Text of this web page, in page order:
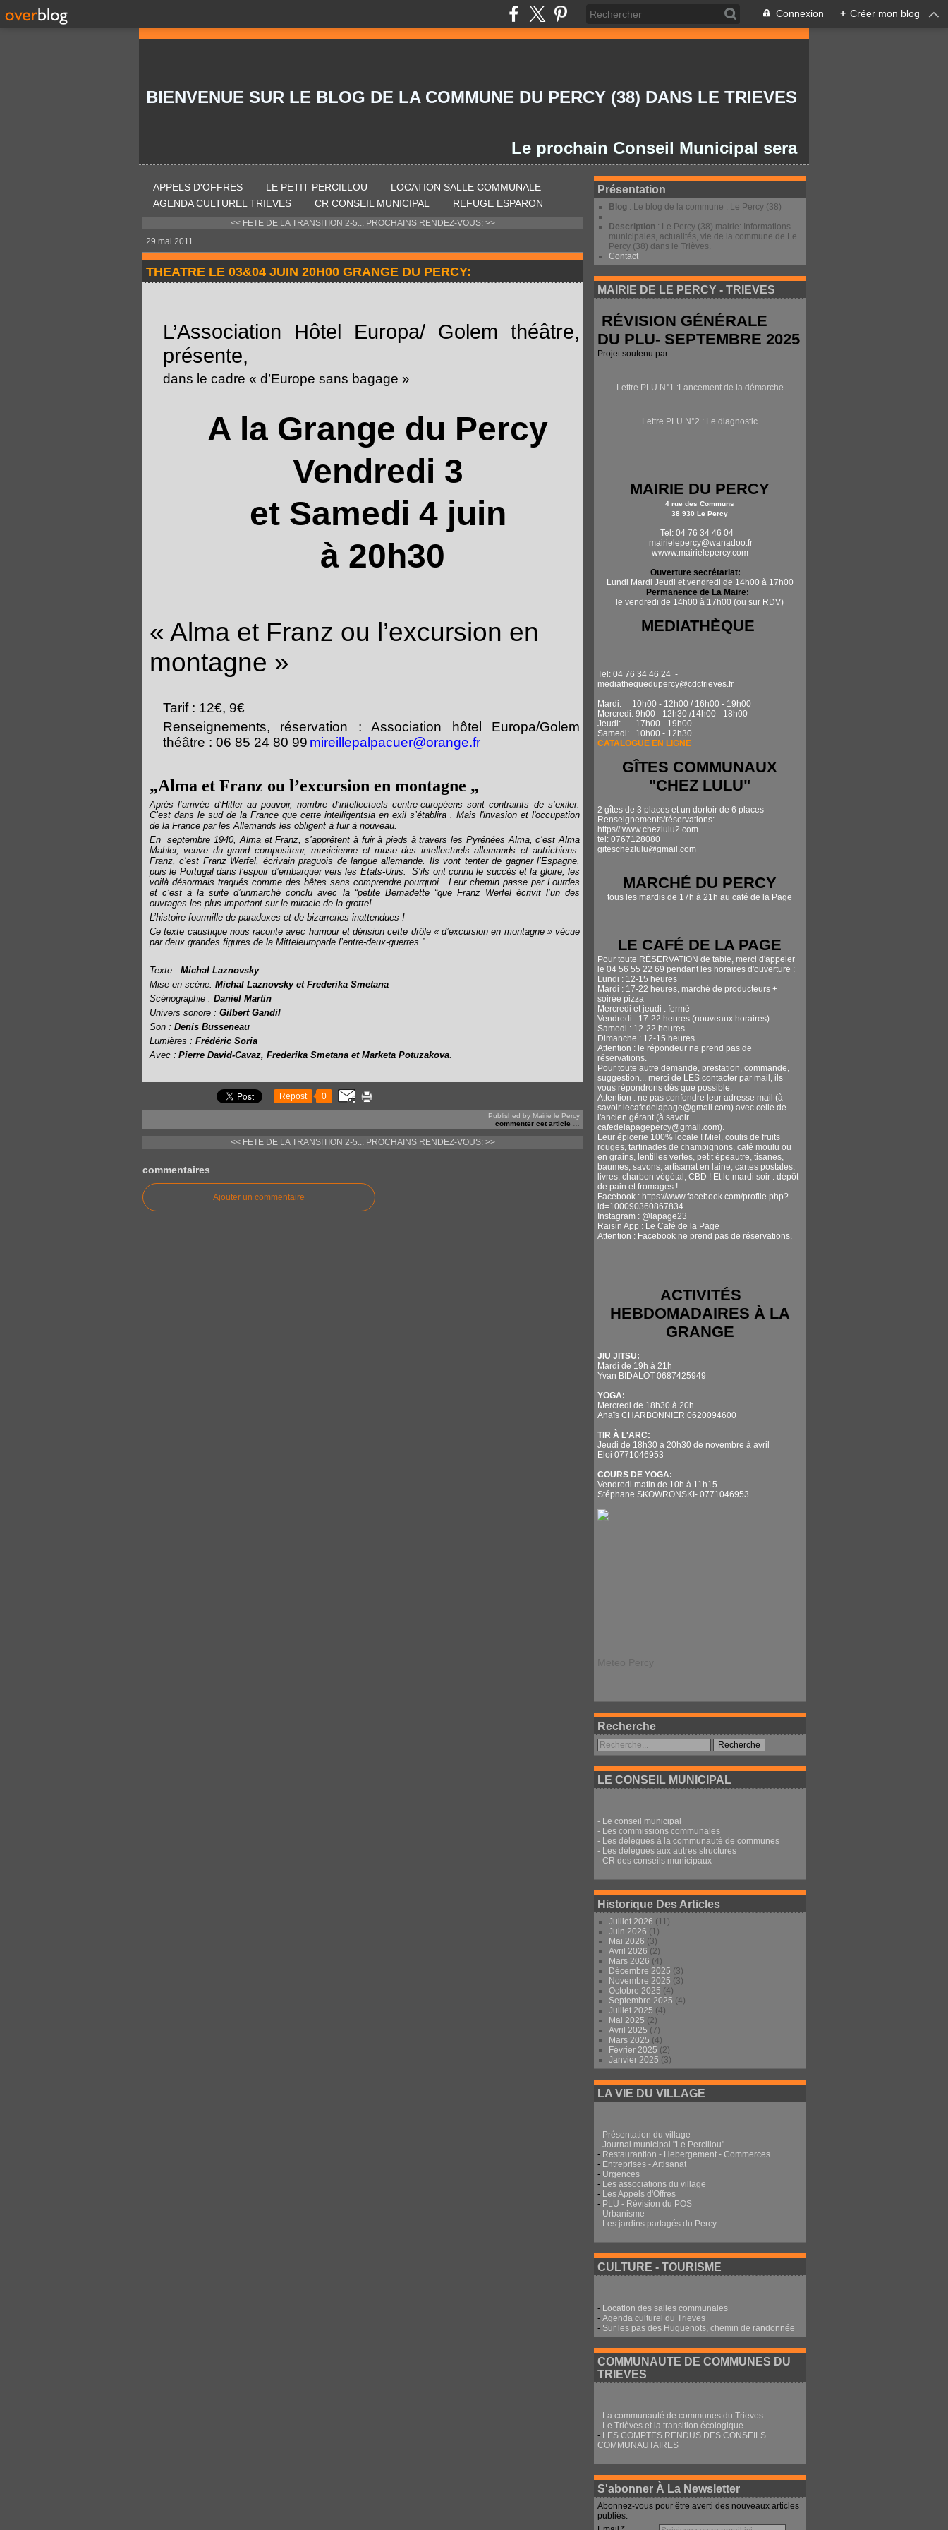
Connexion + Créer mon blog
BIENVENUE SUR LE BLOG DE LA COMMUNE DU PERCY (38) DANS LE TRIEVES
Le prochain Conseil Municipal sera le lundi 27/07/2026 à
APPELS D'OFFRES LE PETIT PERCILLOU
LOCATION SALLE COMMUNALE
AGENDA CULTUREL TRIEVES
CR CONSEIL MUNICIPAL REFUGE ESPARON
<< FETE DE LA TRANSITION 2-5... PROCHAINS RENDEZ-VOUS: >>
29 mai 2011
THEATRE LE 03&04 JUIN 20H00 GRANGE DU PERCY:
L’Association Hôtel Europa/ Golem théâtre,
présente,
dans le cadre « d’Europe sans bagage »
A la Grange du Percy
Vendredi 3
et Samedi 4 juin
à 20h30
« Alma et Franz ou l’excursion en
montagne »
Tarif : 12€, 9€
Renseignements, réservation : Association hôtel Europa/Golem
théâtre : 06 85 24 80 99 mireillepalpacuer@orange.fr
„Alma et Franz ou l’excursion en montagne „
Après l’arrivée d’Hitler au pouvoir, nombre d’intellectuels centre-européens sont contraints de s’exiler.
C’est dans le sud de la France que cette intelligentsia en exil s’établira . Mais l'invasion et l'occupation
de la France par les Allemands les obligent à fuir à nouveau.
En septembre 1940, Alma et Franz, s’apprêtent à fuir à pieds à travers les PyrénéesAlma, c’est Alma
Mahler, veuve du grand compositeur, musicienne et muse des intellectuels allemands et autrichiens.
Franz, c’est Franz Werfel, écrivain praguois de langue allemande. Ils vont tenter de gagner l’Espagne,
puis le Portugal dans l’espoir d’embarquer vers les Etats-Unis.S‘ils ont connu le succès et la gloire, les
voilà désormais traqués comme des bêtes sans comprendre pourquoi. Leur chemin passe par Lourdes
et c’est à la suite d’unmarché conclu avec la “petite Bernadette “que Franz Werfel écrivit l’un des
ouvrages les plus important sur le miracle de la grotte!
L’histoire fourmille de paradoxes et de bizarreries inattendues !
Ce texte caustique nous raconte avec humour et dérision cette drôle « d’excursion en montagne » vécue
par deux grandes figures de la Mitteleuropade l’entre-deux-guerres.”
Texte : Michal Laznovsky
Mise en scène: Michal Laznovsky et Frederika Smetana
Scénographie : Daniel Martin
Univers sonore : Gilbert Gandil
Son : Denis Busseneau
Lumières : Frédéric Soria
Avec : Pierre David-Cavaz, Frederika Smetana et Marketa Potuzakova.
Repost 0
Published by Mairie le Percy
commenter cet article
<< FETE DE LA TRANSITION 2-5... PROCHAINS RENDEZ-VOUS: >>
commentaires
Ajouter un commentaire
Présentation
Blog : Le blog de la commune : Le Percy (38)
Description : Le Percy (38) mairie: Informations
municipales, actualités, vie de la commune de Le
Percy (38) dans le Trièves.
Contact
MAIRIE DE LE PERCY - TRIEVES
RÉVISION GÉNÉRALE
DU PLU- SEPTEMBRE 2025
Projet soutenu par :
Lettre PLU N°1 :Lancement de la démarche
Lettre PLU N°2 : Le diagnostic
MAIRIE DU PERCY
4 rue des Communs
38 930 Le Percy
Tel: 04 76 34 46 04
mairielepercy@wanadoo.fr
wwww.mairielepercy.com
Ouverture secrétariat:
Lundi Mardi Jeudi et vendredi de 14h00 à 17h00
Permanence de La Maire:
le vendredi de 14h00 à 17h00 (ou sur RDV)
MEDIATHÈQUE
Tel: 04 76 34 46 24 -
mediathequedupercy@cdctrieves.fr
Mardi: 10h00 - 12h00 / 16h00 - 19h00
Mercredi: 9h00 - 12h30 /14h00 - 18h00
Jeudi: 17h00 - 19h00
Samedi: 10h00 - 12h30
CATALOGUE EN LIGNE
GÎTES COMMUNAUX
"CHEZ LULU"
2 gîtes de 3 places et un dortoir de 6 places
Renseignements/réservations:
https//:www.chezlulu2.com
tel: 0767128080
giteschezlulu@gmail.com
MARCHÉ DU PERCY
tous les mardis de 17h à 21h au café de la Page
LE CAFÉ DE LA PAGE
Pour toute RÉSERVATION de table, merci d'appeler
le 04 56 55 22 69 pendant les horaires d'ouverture :
Lundi : 12-15 heures
Mardi : 17-22 heures, marché de producteurs +
soirée pizza
Mercredi et jeudi : fermé
Vendredi : 17-22 heures (nouveaux horaires)
Samedi : 12-22 heures.
Dimanche : 12-15 heures.
Attention : le répondeur ne prend pas de
réservations.
Pour toute autre demande, prestation, commande,
suggestion... merci de LES contacter par mail, ils
vous répondrons dès que possible.
Attention : ne pas confondre leur adresse mail (à
savoir lecafedelapage@gmail.com) avec celle de
l'ancien gérant (à savoir
cafedelapagepercy@gmail.com).
Leur épicerie 100% locale ! Miel, coulis de fruits
rouges, tartinades de champignons, café moulu ou
en grains, lentilles vertes, petit épeautre, tisanes,
baumes, savons, artisanat en laine, cartes postales,
livres, charbon végétal, CBD ! Et le mardi soir : dépôt
de pain et fromages !
Facebook : https://www.facebook.com/profile.php?
id=100090360867834
Instagram : @lapage23
Raisin App : Le Café de la Page
Attention : Facebook ne prend pas de réservations.
ACTIVITÉS
HEBDOMADAIRES À LA
GRANGE
JIU JITSU:
Mardi de 19h à 21h
Yvan BIDALOT 0687425949
YOGA:
Mercredi de 18h30 à 20h
Anaïs CHARBONNIER 0620094600
TIR À L'ARC:
Jeudi de 18h30 à 20h30 de novembre à avril
Eloi 0771046953
COURS DE YOGA:
Vendredi matin de 10h à 11h15
Stéphane SKOWRONSKI- 0771046953
Recherche
LE CONSEIL MUNICIPAL
- Le conseil municipal
- Les commissions communales
- Les délégués à la communauté de communes
- Les délégués aux autres structures
- CR des conseils municipaux
Historique Des Articles
Juillet 2026 (11)
Juin 2026 (1)
Mai 2026 (3)
Avril 2026 (2)
Mars 2026 (4)
Décembre 2025 (3)
Novembre 2025 (3)
Octobre 2025 (4)
Septembre 2025 (4)
Juillet 2025 (4)
Mai 2025 (2)
Avril 2025 (7)
Mars 2025 (4)
Février 2025 (2)
Janvier 2025 (3)
LA VIE DU VILLAGE
- Présentation du village
- Journal municipal "Le Percillou"
- Restaurantion - Hebergement - Commerces
- Entreprises - Artisanat
- Urgences
- Les associations du village
- Les Appels d'Offres
- PLU - Révision du POS
- Urbanisme
- Les jardins partagés du Percy
CULTURE - TOURISME
- Location des salles communales
- Agenda culturel du Trieves
- Sur les pas des Huguenots, chemin de randonnée
COMMUNAUTE DE COMMUNES DU
TRIEVES
- La communauté de communes du Trieves
- Le Trièves et la transition écologique
- LES COMPTES RENDUS DES CONSEILS
COMMUNAUTAIRES
S'abonner À La Newsletter
Abonnez-vous pour être averti des nouveaux articles
publiés.